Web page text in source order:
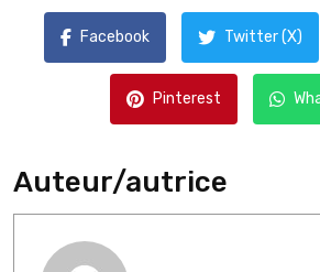
Facebook Twitter (X)
Pinterest
Auteur/autrice